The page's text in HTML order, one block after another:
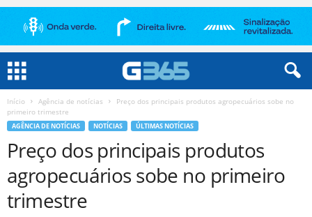
Início Agência de notícias
Preço dos principais produtos agropecuários sobe no
primeiro trimestre
AGÊNCIA DE NOTÍCIAS NOTÍCIAS ÚLTIMAS NOTÍCIAS
Preço dos principais produtos
agropecuários sobe no primeiro
trimestre